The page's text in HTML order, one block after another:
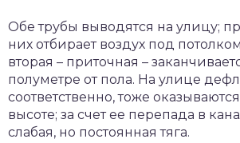
Обе трубы выводятся на улицу;
них отбирает воздух под
вторая – приточная –
полуметре от пола. На улице
соответственно, тоже
высоте; за счет ее перепада в
слабая, но постоянная тяга.